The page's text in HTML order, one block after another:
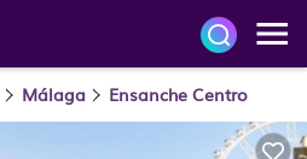
Málaga Ensanche Centro